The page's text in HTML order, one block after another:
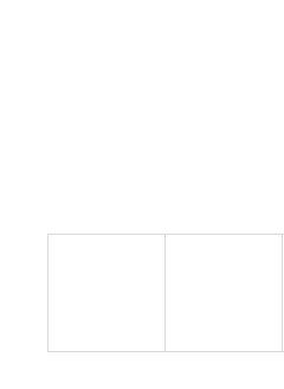
KIS MÉRETŰ